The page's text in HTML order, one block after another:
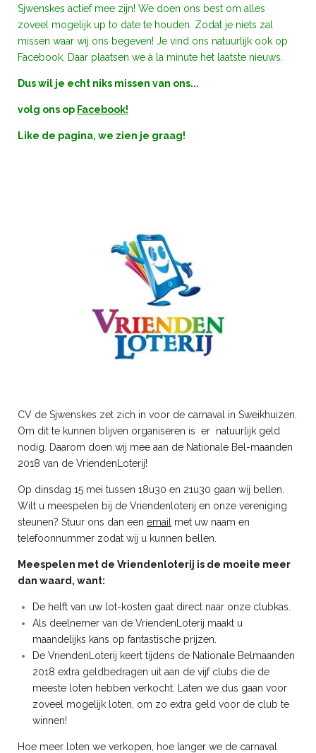
Sjwenskes actief mee zijn! We doen ons best om alles
zoveel mogelijk up to date te houden. Zodat je niets zal
missen waar wij ons begeven! Je vind ons natuurlijk ook op
Facebook. Daar plaatsen we à la minute het laatste nieuws.
Dus wil je echt niks missen van ons...
volg ons op Facebook!
Like de pagina, we zien je graag!
CV de Sjwenskes zet zich in voor de carnaval in Sweikhuizen.
Om dit te kunnen blijven organiseren is er natuurlijk geld
nodig. Daarom doen wij mee aan de Nationale Bel-maanden
2018 van de VriendenLoterij!
Op dinsdag 15 mei tussen 18u30 en 21u30 gaan wij bellen.
Wilt u meespelen bij de Vriendenloterij en onze vereniging
steunen? Stuur ons dan een email
met uw naam en
telefoonnummer zodat wij u kunnen bellen.
Meespelen met de Vriendenloterij is de moeite meer
dan waard, want:
De helft van uw lot-kosten gaat direct naar onze clubkas.
Als deelnemer van de VriendenLoterij maakt u
maandelijks kans op fantastische prijzen.
De VriendenLoterij keert tijdens de Nationale Belmaanden
2018 extra geldbedragen uit aan de vijf clubs die de
meeste loten hebben verkocht. Laten we dus gaan voor
zoveel mogelijk loten, om zo extra geld voor de club te
winnen!
Hoe meer loten we verkopen, hoe langer we de carnaval